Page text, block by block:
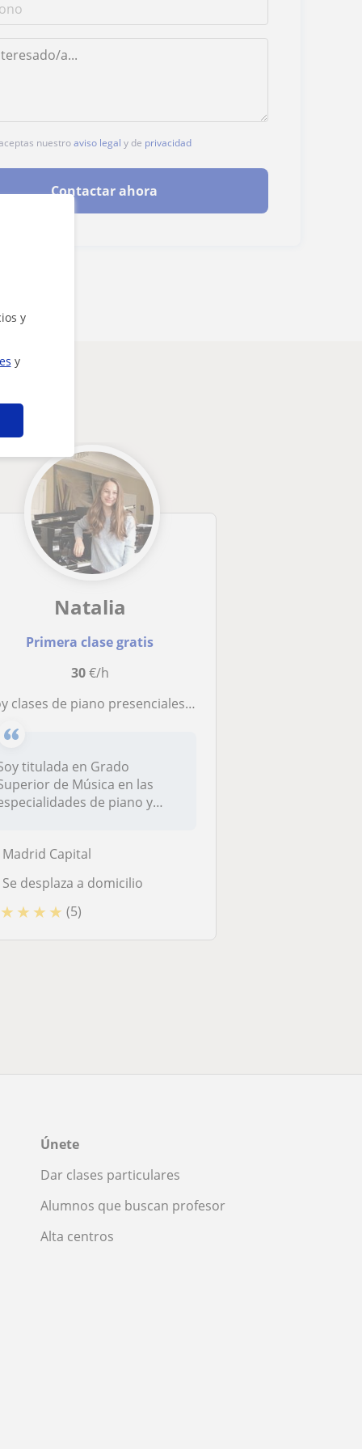
y
y
nuestroaviso legal y de privacidad
Contactar ahora
Natalia
Primera clase gratis
30€/h
clases de piano presenciales y online a alumnos de todos los niveles y edades
titulada en Grado
de Música en las
de piano y
Madrid Capital
Se desplaza a domicilio
★ ★ ★ ★ (5)
Únete
Dar clases particulares
Alumnos que buscan profesor
Alta centros